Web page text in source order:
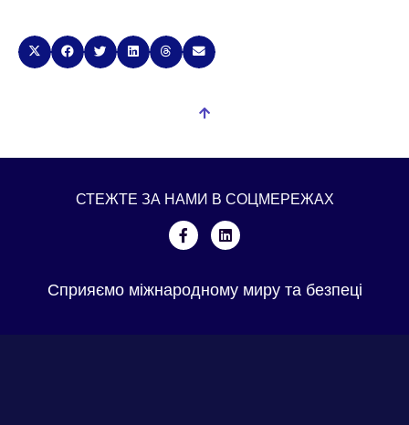
СТЕЖТЕ ЗА НАМИ В СОЦМЕРЕЖАХ
Сприяємо міжнародному миру та безпеці